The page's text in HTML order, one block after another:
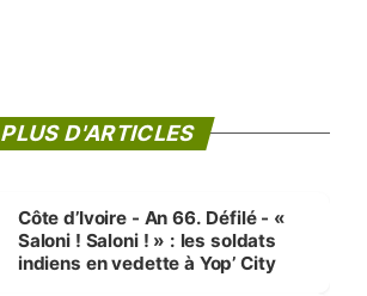
PLUS D'ARTICLES
Côte d’Ivoire - An 66. Défilé - «
Saloni ! Saloni ! » : les soldats
indiens en vedette à Yop’ City